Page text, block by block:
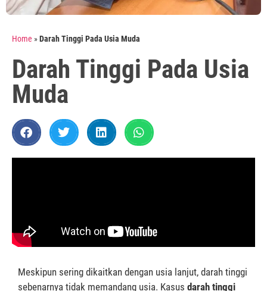
Home »Darah Tinggi Pada Usia Muda
Darah Tinggi Pada Usia
Muda
Meskipun sering dikaitkan dengan usia lanjut, darah tinggi
sebenarnya tidak memandang usia. Kasus darah tinggi